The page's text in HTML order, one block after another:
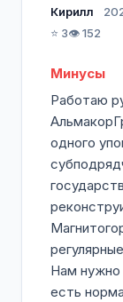
Кирилл
⭐ 3👁️ 152
Минусы
Работаю
одного
Нам нужно
есть